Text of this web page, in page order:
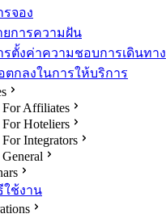
รจอง
ยการความฝัน
รตั้งค่าความชอบการเดินทาง
ตกลงในการให้บริการ
For Affiliates
For Hoteliers
For Integrators
General
ใช้งาน